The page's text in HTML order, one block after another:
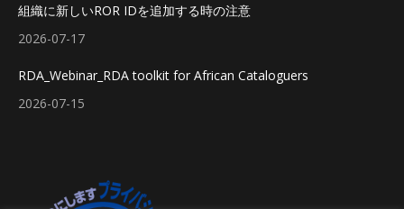
組織に新しいROR IDを追加する時の注意
2026-07-17
RDA_Webinar_RDA toolkit for African Cataloguers
2026-07-15